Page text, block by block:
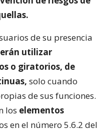
de su presencia
utilizar
o giratorios, de
solo cuando
de sus funciones.
los elementos
en el número 5.6.2 del